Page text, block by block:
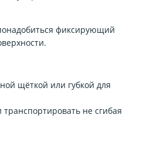
фиксирующий
щёткой или губкой для
не сгибая